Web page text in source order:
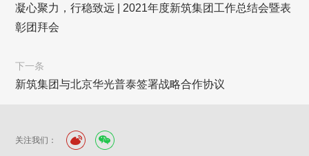
凝心聚力，行稳致远 | 2021年度新筑集团工作总结会暨表
彰团拜会
下一条
新筑集团与北京华光普泰签署战略合作协议
关注我们：